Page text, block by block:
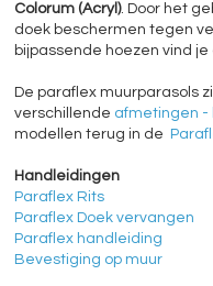
Colorum (Acryl). Door het
doek beschermen tegen
bijpassende hoezen vind
De paraflex muurparasols
verschillende afmetingen -
modellen terug in de
Handleidingen
Paraflex Rits
Paraflex Doek vervangen
Paraflex handleiding
Bevestiging op muur